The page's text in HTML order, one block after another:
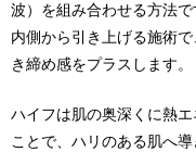
波）を組み合わせる方法
内側から引き上げる施術
き締め感をプラスします。
ハイフは肌の奥深くに熱
ことで、ハリのある肌へ導